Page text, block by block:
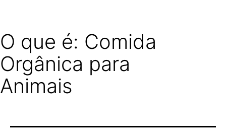
O que é: Comida
Orgânica para
Animais